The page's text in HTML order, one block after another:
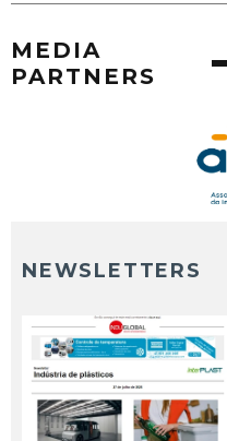
MEDIA
PARTNERS
NEWSLETTERS